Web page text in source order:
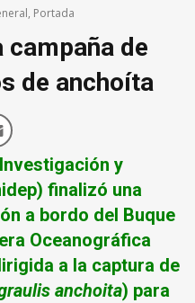
, Portada
campaña de
de anchoíta
y
) finalizó una
a bordo del Buque
Oceanográfica
a la captura de
anchoita) para